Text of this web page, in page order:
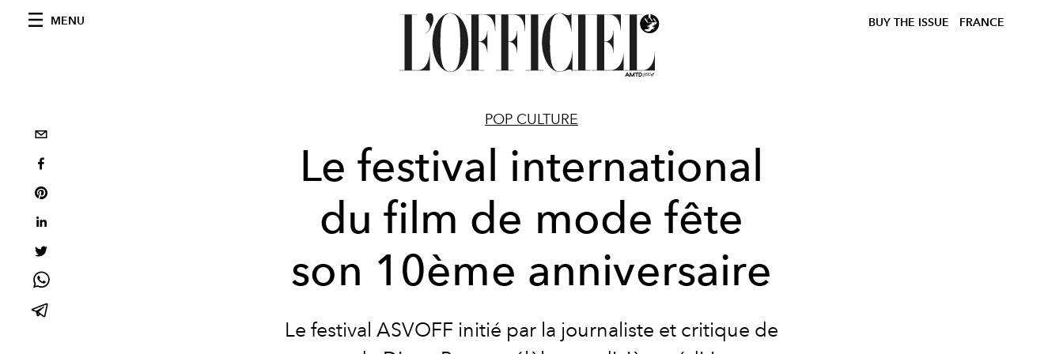
MENU BUY THE ISSUE FRANCE
POP CULTURE
Le festival international
du film de mode fête
son 10ème anniversaire
Le festival ASVOFF initié par la journaliste et critique de